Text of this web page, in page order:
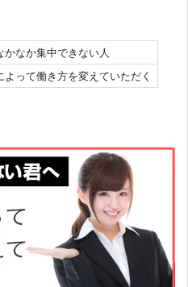
かなか集中できない人
よって働き方を変えていただく